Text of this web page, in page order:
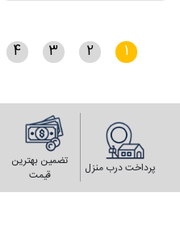
1
2
3
4
پرداخت درب منزل
تضمین بهترین
قیمت